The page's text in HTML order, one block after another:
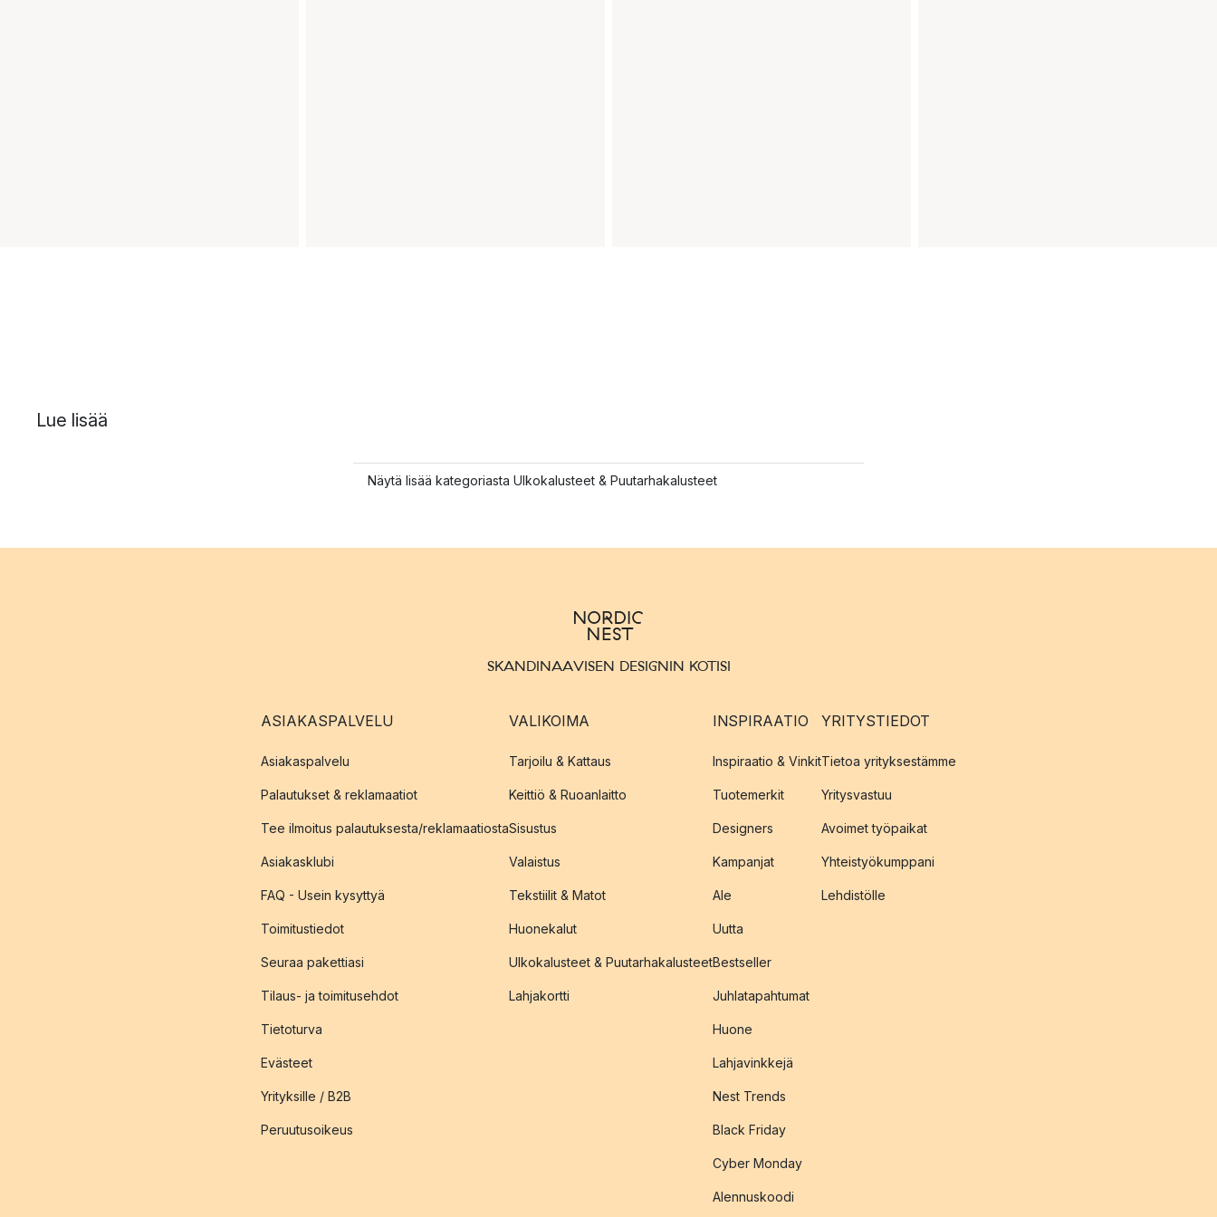
Lue lisää
Näytä lisää kategoriasta Ulkokalusteet & Puutarhakalusteet
SKANDINAAVISEN DESIGNIN KOTISI
ASIAKASPALVELU
Asiakaspalvelu
Palautukset & reklamaatiot
Tee ilmoitus palautuksesta/reklamaatiosta
Asiakasklubi
FAQ - Usein kysyttyä
Toimitustiedot
Seuraa pakettiasi
Tilaus- ja toimitusehdot
Tietoturva
Evästeet
Yrityksille / B2B
Peruutusoikeus
VALIKOIMA
Tarjoilu & Kattaus
Keittiö & Ruoanlaitto
Sisustus
Valaistus
Tekstiilit & Matot
Huonekalut
Ulkokalusteet & Puutarhakalusteet
Lahjakortti
INSPIRAATIO
Inspiraatio & Vinkit
Tuotemerkit
Designers
Kampanjat
Ale
Uutta
Bestseller
Juhlatapahtumat
Huone
Lahjavinkkejä
Nest Trends
Black Friday
Cyber Monday
Alennuskoodi
YRITYSTIEDOT
Tietoa yrityksestämme
Yritysvastuu
Avoimet työpaikat
Yhteistyökumppani
Lehdistölle